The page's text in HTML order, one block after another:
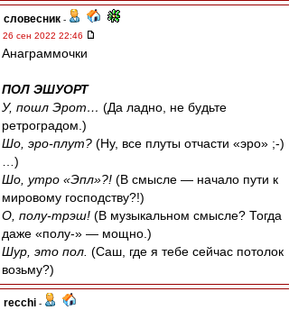
словесник -
26 сен 2022 22:46
Анаграммочки
ПОЛ ЭШУОРТ
У, пошл Эрот… (Да ладно, не будьте
ретроградом.)
Шо, эро-плут? (Ну, все плуты отчасти «эро» ;-)
…)
Шо, утро «Эпл»?! (В смысле — начало пути к
мировому господству?!)
О, полу-трэш! (В музыкальном смысле? Тогда
даже «полу-» — мощно.)
Шур, это пол. (Саш, где я тебе сейчас потолок
возьму?)
recchi -